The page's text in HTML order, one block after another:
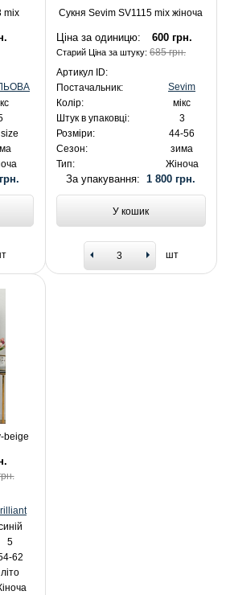
mix
Сукня Sevim SV1115 mix жіноча
Ціна за одиницю: 600 грн.
Старий Ціна за штуку:685 грн.
Артикул ID:
Постачальник:
Sevim
Колір:
мікс
Штук в упаковці:
3
Розміри:
44-56
Сезон:
зима
Тип:
Жіноча
За упакування:1 800 грн.
У кошик
шт
beige
5
62
літо